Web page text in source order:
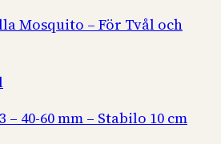
Mosquito – För Tvål och
– 40-60 mm – Stabilo 10 cm